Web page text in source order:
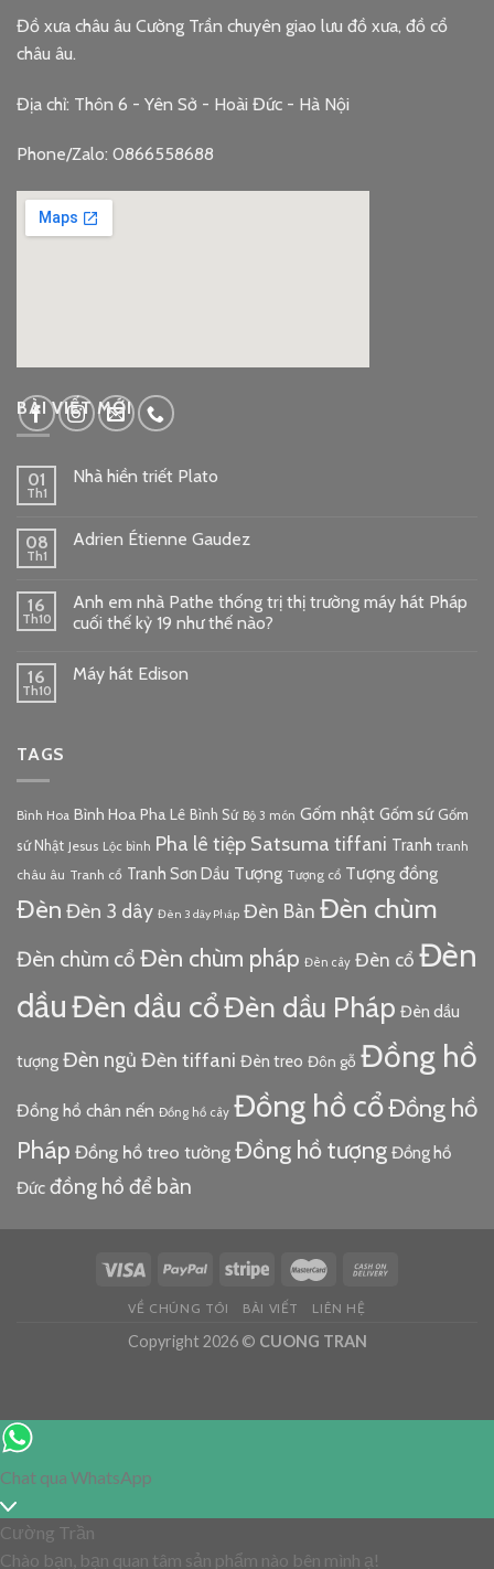
Đồ xưa châu âu Cường Trần chuyên giao lưu đồ xưa, đồ cổ
châu âu.
Địa chỉ: Thôn 6 - Yên Sở - Hoài Đức - Hà Nội
Phone/Zalo: 0866558688
BÀI VIẾT MỚI
01
Th1
Nhà hiền triết Plato
08
Th1
Adrien Étienne Gaudez
16
Th10
Anh em nhà Pathe thống trị thị trường máy hát Pháp
cuối thế kỷ 19 như thế nào?
16
Th10
Máy hát Edison
TAGS
Bình Hoa Bình Hoa Pha Lê Bình Sứ Bộ 3 món Gốm nhật Gốm sứ Gốm
sứ Nhật Jesus Lộc bình Pha lê tiệp Satsuma tiffani Tranh tranh
châu âu Tranh cổ Tranh Sơn Dầu Tượng Tượng cổ Tượng đồng
Đèn Đèn 3 dây Đèn 3 dây Pháp Đèn Bàn Đèn chùm
Đèn chùm cổ Đèn chùm pháp Đèn cây Đèn cổ Đèn
dầuĐèn dầu cổĐèn dầu Pháp Đèn dầu
tượng Đèn ngủ Đèn tiffani Đèn treo Đôn gỗ Đồng hồ
Đồng hồ chân nến Đồng hồ cây Đồng hồ cổĐồng hồ
Pháp Đồng hồ treo tường Đồng hồ tượng Đồng hồ
Đức đồng hồ để bàn
VỀ CHÚNG TÔI BÀI VIẾT LIÊN HỆ
Copyright 2026 © CUONG TRAN
Chat qua WhatsApp
Cường Trần
Chào bạn, bạn quan tâm sản phẩm nào bên mình ạ!